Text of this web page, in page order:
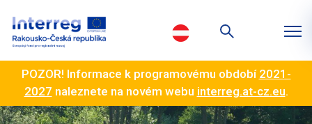
POZOR! Informace k programovému období 2021-
2027 naleznete na novém webu interreg.at-cz.eu.